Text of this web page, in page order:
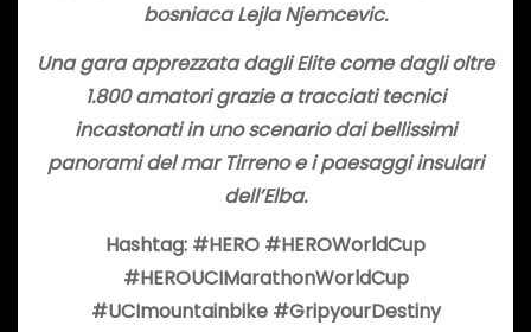
bosniaca Lejla Njemcevic.
Una gara apprezzata dagli Elite come dagli oltre
1.800 amatori graziea tracciati tecnici
incastonati in uno scenario dai bellissimi
panorami del mar Tirreno e i paesaggi insulari
dell’Elba.
Hashtag: #HERO #HEROWorldCup
#HEROUCIMarathonWorldCup
#UCImountainbike #GripyourDestiny